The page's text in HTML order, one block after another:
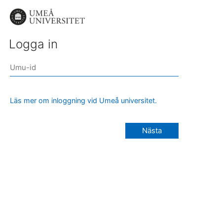
Logga in
Läs mer om inloggning vid Umeå universitet.
Nästa